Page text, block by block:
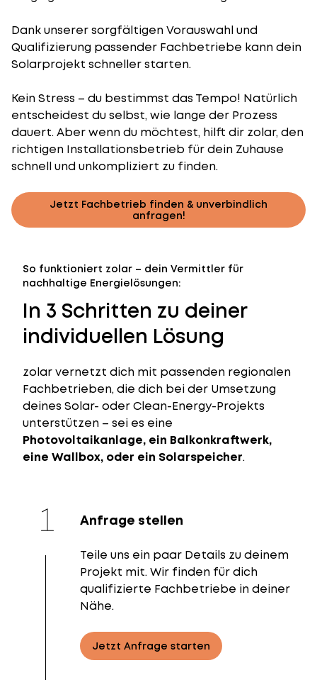
Dank unserer sorgfältigen Vorauswahl und
Qualifizierung passender Fachbetriebe kann dein
Solarprojekt schneller starten.
Kein Stress – du bestimmst das Tempo! Natürlich
entscheidest du selbst, wie lange der Prozess
dauert. Aber wenn du möchtest, hilft dir zolar, den
richtigen Installationsbetrieb für dein Zuhause
schnell und unkompliziert zu finden.
Jetzt Fachbetrieb finden & unverbindlich
anfragen!
So funktioniert zolar – dein Vermittler für
nachhaltige Energielösungen:
In 3 Schritten zu deiner
individuellen Lösung
zolar vernetzt dich mit passenden regionalen
Fachbetrieben, die dich bei der Umsetzung
deines Solar- oder Clean-Energy-Projekts
unterstützen – sei es eine
Photovoltaikanlage, ein Balkonkraftwerk,
eine Wallbox, oder ein Solarspeicher.
Anfrage stellen
Teile uns ein paar Details zu deinem
Projekt mit. Wir finden für dich
qualifizierte Fachbetriebe in deiner
Nähe.
Jetzt Anfrage starten